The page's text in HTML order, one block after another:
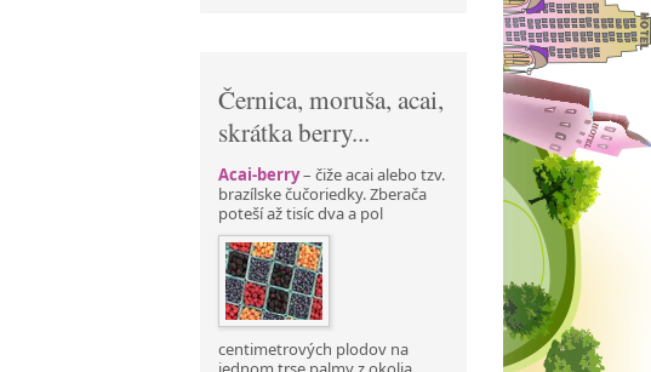
Černica, moruša, acai,
skrátka berry...
Acai-berry– čiže acai alebo tzv.
brazílske čučoriedky. Zberača
poteší až tisíc dva a pol
centimetrových plodov na